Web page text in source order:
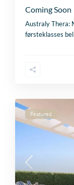
Coming Soon
Australy Thera:
førsteklasses
Featured